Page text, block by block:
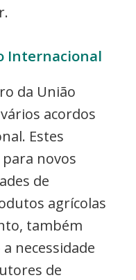
Internacional
da União
acordos
Estes
novos
de
agrícolas
também
necessidade
de